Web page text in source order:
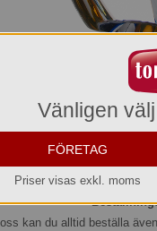
Vas Blå/
7040705
Hel
kan du alltid beställa
Vänligen
FÖRETAG
Priser visas exkl. moms